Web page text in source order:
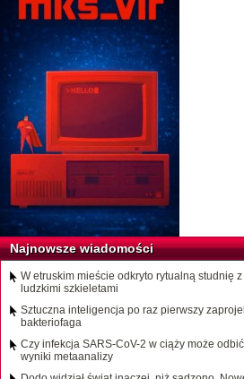
Najnowsze wiadomości
W etruskim mieście odkryto rytualną studnię
ludzkimi szkieletami
Sztuczna inteligencja po raz pierwszy
bakteriofaga
Czy infekcja SARS-CoV-2 w ciąży może
wyniki metaanalizy